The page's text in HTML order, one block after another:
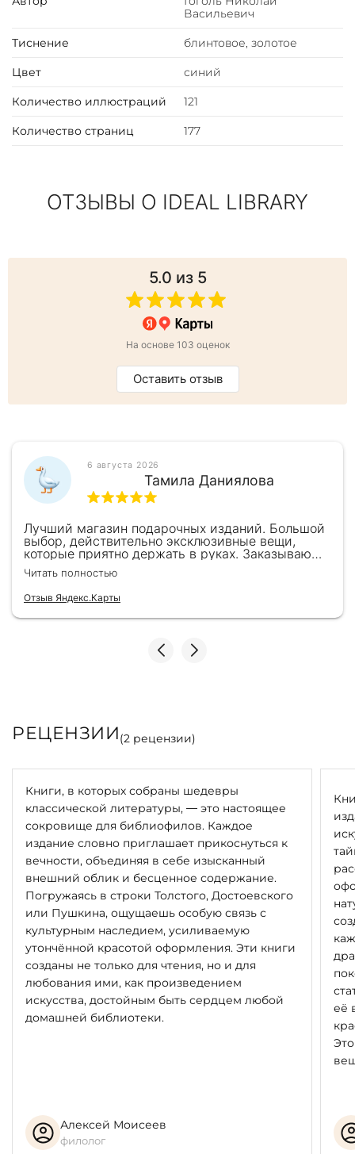
Васильевич
Тиснение блинтовое, золотое
Цвет синий
Количество иллюстраций 121
Количество страниц 177
ОТЗЫВЫ О IDEAL LIBRARY
5.0 из 5
На основе 103 оценок
Оставить отзыв
6 августа 2026
Тамила Даниялова
Лучший магазин подарочных изданий. Большой
выбор, действительно эксклюзивные вещи,
которые приятно держать в руках. Заказываю
здесь уже второй раз для бизнес-партнеров,
всегда всё безупречно — от общения с
консультантами до качества самих книг.
Однозначно рекомендую
Читать полностью
Отзыв Яндекс.Карты
РЕЦЕНЗИИ(2 рецензии)
Книги, в которых собраны шедевры
классической литературы, — это настоящее
сокровище для библиофилов. Каждое
издание словно приглашает прикоснуться к
вечности, объединяя в себе изысканный
внешний облик и бесценное содержание.
Погружаясь в строки Толстого, Достоевского
или Пушкина, ощущаешь особую связь с
культурным наследием, усиливаемую
утончённой красотой оформления. Эти книги
созданы не только для чтения, но и для
любования ими, как произведением
искусства, достойным быть сердцем любой
домашней библиотеки.
Алексей Моисеев
филолог
её